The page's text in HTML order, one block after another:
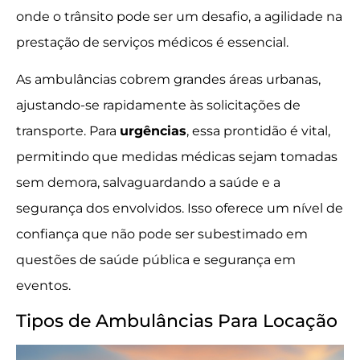
onde o trânsito pode ser um desafio, a agilidade na
prestação de serviços médicos é essencial.
As ambulâncias cobrem grandes áreas urbanas,
ajustando-se rapidamente às solicitações de
transporte. Para urgências, essa prontidão é vital,
permitindo que medidas médicas sejam tomadas
sem demora, salvaguardando a saúde e a
segurança dos envolvidos. Isso oferece um nível de
confiança que não pode ser subestimado em
questões de saúde pública e segurança em
eventos.
Tipos de Ambulâncias Para Locação